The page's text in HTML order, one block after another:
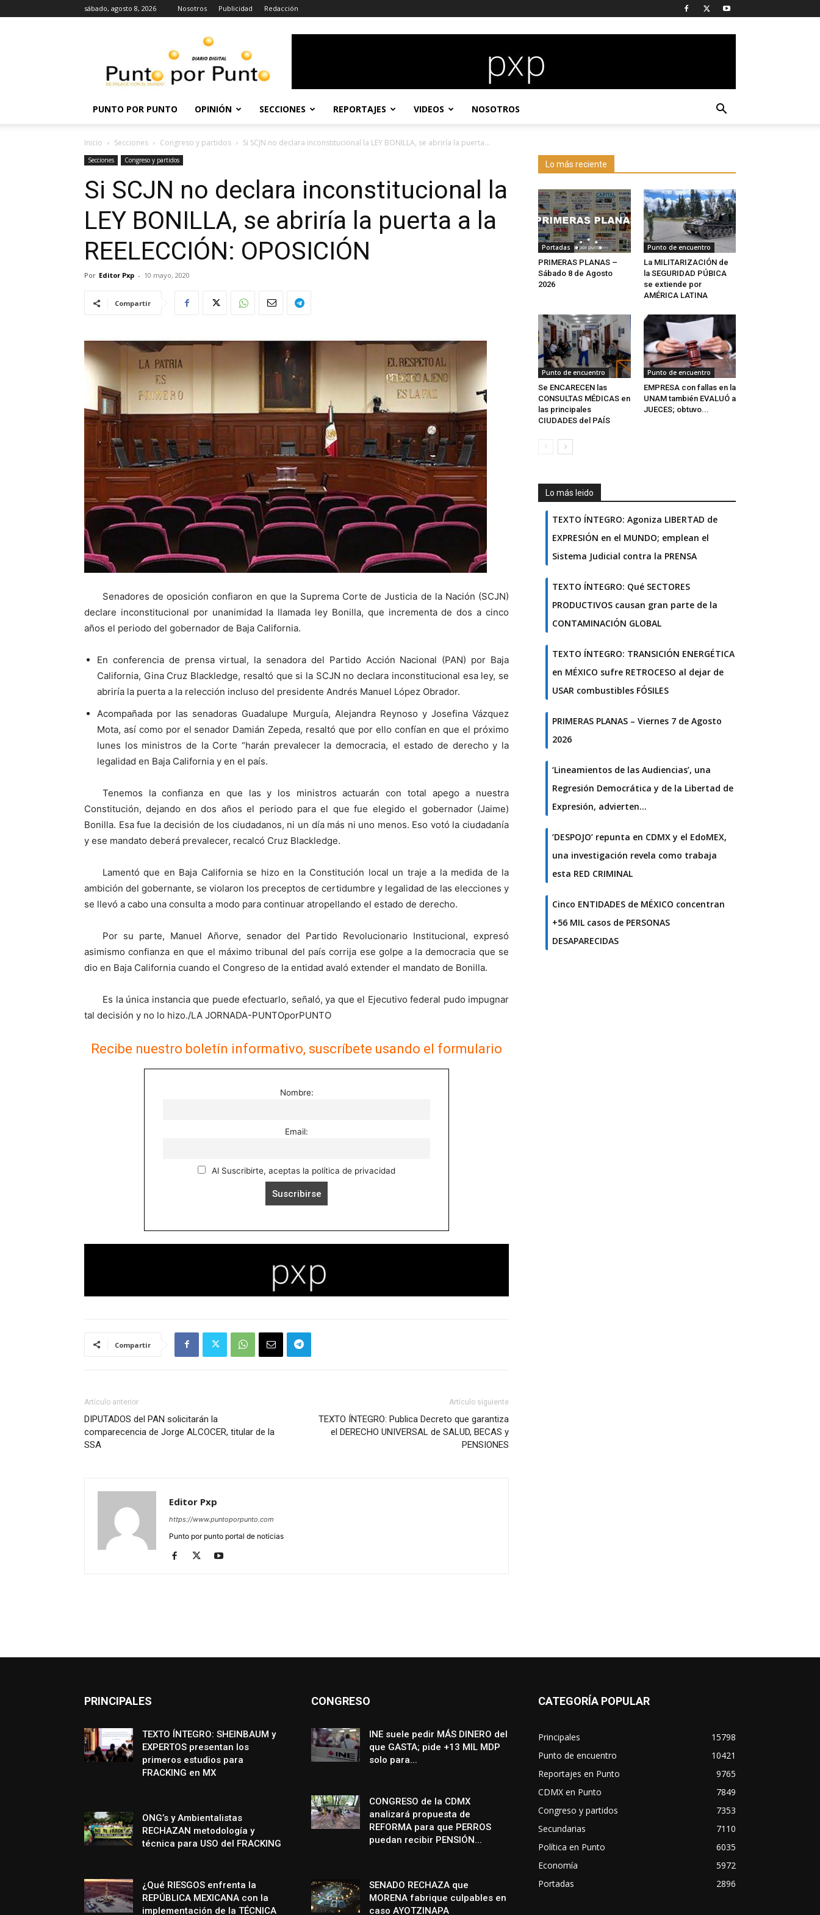
sábado, agosto 8, 2026 Nosotros Publicidad Redacción
Punto
PUNTO POR PUNTO OPINIÓN SECCIONES REPORTAJES VIDEOS NOSOTROS
Inicio Secciones Congreso y partidos Si SCJN no declara inconstitucional la LEY BONILLA, se abriría la puerta...
Secciones Congreso y partidos
Si SCJN no declara inconstitucional la
LEY BONILLA, se abriría la puerta a la
REELECCIÓN: OPOSICIÓN
Por Editor Pxp - 10 mayo, 2020
Compartir
Senadores de oposición confiaron en que la Suprema Corte de Justicia de la Nación (SCJN)
declare inconstitucional por unanimidad la llamada ley Bonilla, que incrementa de dos a cinco
años el periodo del gobernador de Baja California.
En conferencia de prensa virtual, la senadora del Partido Acción Nacional (PAN) por Baja
California, Gina Cruz Blackledge, resaltó que si la SCJN no declara inconstitucional esa ley, se
abriría la puerta a la relección incluso del presidente Andrés Manuel López Obrador.
Acompañada por las senadoras Guadalupe Murguía, Alejandra Reynoso y Josefina Vázquez
Mota, así como por el senador Damián Zepeda, resaltó que por ello confían en que el próximo
lunes los ministros de la Corte “harán prevalecer la democracia, el estado de derecho y la
legalidad en Baja California y en el país.
Tenemos la confianza en que las y los ministros actuarán con total apego a nuestra
Constitución, dejando en dos años el periodo para el que fue elegido el gobernador (Jaime)
Bonilla. Esa fue la decisión de los ciudadanos, ni un día más ni uno menos. Eso votó la ciudadanía
y ese mandato deberá prevalecer, recalcó Cruz Blackledge.
Lamentó que en Baja California se hizo en la Constitución local un traje a la medida de la
ambición del gobernante, se violaron los preceptos de certidumbre y legalidad de las elecciones y
se llevó a cabo una consulta a modo para continuar atropellando el estado de derecho.
Por su parte, Manuel Añorve, senador del Partido Revolucionario Institucional, expresó
asimismo confianza en que el máximo tribunal del país corrija ese golpe a la democracia que se
dio en Baja California cuando el Congreso de la entidad avaló extender el mandato de Bonilla.
Es la única instancia que puede efectuarlo, señaló, ya que el Ejecutivo federal pudo impugnar
tal decisión y no lo hizo./LA JORNADA-PUNTOporPUNTO
Recibe nuestro boletín informativo, suscríbete usando el formulario
Nombre:
Email:
Al Suscribirte, aceptas la política de privacidad
Compartir
Artículo anterior
DIPUTADOS del PAN solicitarán la
comparecencia de Jorge ALCOCER, titular de la
SSA
Artículo siguiente
TEXTO ÍNTEGRO: Publica Decreto que garantiza
el DERECHO UNIVERSAL de SALUD, BECAS y
PENSIONES
Editor Pxp
https://www.puntoporpunto.com
Punto por punto portal de noticias
Lo más reciente
Portadas
PRIMERAS PLANAS –
Sábado 8 de Agosto
2026
Punto de encuentro
La MILITARIZACIÓN de
la SEGURIDAD PÚBICA
se extiende por
AMÉRICA LATINA
Punto de encuentro
Se ENCARECEN las
CONSULTAS MÉDICAS en
las principales
CIUDADES del PAÍS
Punto de encuentro
EMPRESA con fallas en la
UNAM también EVALUÓ a
JUECES; obtuvo...
Lo más leido
TEXTO ÍNTEGRO: Agoniza LIBERTAD de
EXPRESIÓN en el MUNDO; emplean el
Sistema Judicial contra la PRENSA
TEXTO ÍNTEGRO: Qué SECTORES
PRODUCTIVOS causan gran parte de la
CONTAMINACIÓN GLOBAL
TEXTO ÍNTEGRO: TRANSICIÓN ENERGÉTICA
en MÉXICO sufre RETROCESO al dejar de
USAR combustibles FÓSILES
PRIMERAS PLANAS – Viernes 7 de Agosto
2026
‘Lineamientos de las Audiencias’, una
Regresión Democrática y de la Libertad de
Expresión, advierten…
‘DESPOJO’ repunta en CDMX y el EdoMEX,
una investigación revela como trabaja
esta RED CRIMINAL
Cinco ENTIDADES de MÉXICO concentran
+56 MIL casos de PERSONAS
DESAPARECIDAS
PRINCIPALES
TEXTO ÍNTEGRO: SHEINBAUM y
EXPERTOS presentan los
primeros estudios para
FRACKING en MX
ONG’s y Ambientalistas
RECHAZAN metodología y
técnica para USO del FRACKING
¿Qué RIESGOS enfrenta la
REPÚBLICA MEXICANA con la
implementación de la TÉCNICA
CONGRESO
INE suele pedir MÁS DINERO del
que GASTA; pide +13 MIL MDP
solo para...
CONGRESO de la CDMX
analizará propuesta de
REFORMA para que PERROS
puedan recibir PENSIÓN...
SENADO RECHAZA que
MORENA fabrique culpables en
caso AYOTZINAPA
CATEGORÍA POPULAR
Principales
15798
Punto de encuentro
10421
Reportajes en Punto
9765
CDMX en Punto
7849
Congreso y partidos
7353
Secundarias
7110
Política en Punto
6035
Economía
5972
Portadas
2896